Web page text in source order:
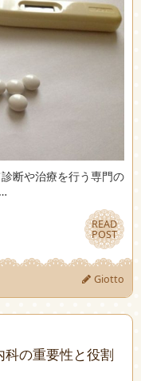
断や治療を行う専門の
READ
POST
READ
POST
Giotto
の重要性と役割